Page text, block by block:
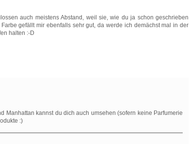
auch meistens Abstand, weil sie, wie du ja schon geschrieben
gefällt mir ebenfalls sehr gut, da werde ich demächst mal in der
halten :-D
Manhattan kannst du dich auch umsehen (sofern keine Parfumerie
:)